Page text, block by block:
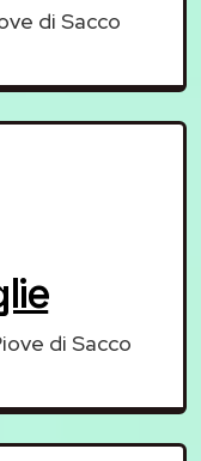
di Sacco
di Sacco